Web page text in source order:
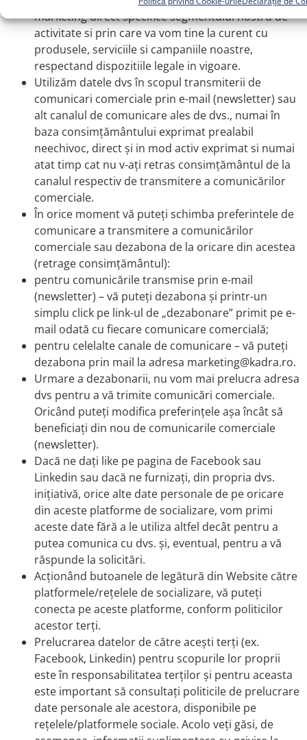
marketing direct specifice segmentului nostru de
activitate si prin care va vom tine la curent cu
produsele, serviciile si campaniile noastre,
respectand dispozitiile legale in vigoare.
Utilizăm datele dvs în scopul transmiterii de
comunicari comerciale prin e-mail (newsletter) sau
alt canalul de comunicare ales de dvs., numai în
baza consimțământului exprimat prealabil
neechivoc, direct și in mod activ exprimat si numai
atat timp cat nu v-ați retras consimțământul de la
canalul respectiv de transmitere a comunicărilor
comerciale.
În orice moment vă puteți schimba preferintele de
comunicare a transmitere a comunicărilor
comerciale sau dezabona de la oricare din acestea
(retrage consimțământul):
pentru comunicările transmise prin e-mail
(newsletter) – vă puteți dezabona și printr-un
simplu click pe link-ul de „dezabonare” primit pe e-
mail odată cu fiecare comunicare comercială;
pentru celelalte canale de comunicare – vă puteți
dezabona prin mail la adresa marketing@kadra.ro.
Urmare a dezabonarii, nu vom mai prelucra adresa
dvs pentru a vă trimite comunicări comerciale.
Oricând puteți modifica preferințele așa încât să
beneficiați din nou de comunicarile comerciale
(newsletter).
Dacă ne dați like pe pagina de Facebook sau
Linkedin sau dacă ne furnizați, din propria dvs.
inițiativă, orice alte date personale de pe oricare
din aceste platforme de socializare, vom primi
aceste date fără a le utiliza altfel decât pentru a
putea comunica cu dvs. și, eventual, pentru a vă
răspunde la solicitări.
Acționând butoanele de legătură din Website către
platformele/rețelele de socializare, vă puteți
conecta pe aceste platforme, conform politicilor
acestor terți.
Prelucrarea datelor de către acești terți (ex.
Facebook, Linkedin) pentru scopurile lor proprii
este în responsabilitatea terților și pentru aceasta
este important să consultați politicile de prelucrare
date personale ale acestora, disponibile pe
rețelele/platformele sociale. Acolo veți găsi, de